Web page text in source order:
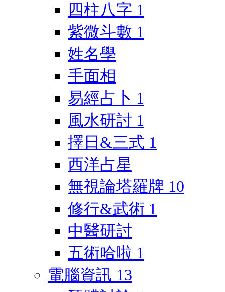
四柱八字 1
紫微斗數 1
姓名學
手面相
易經占卜 1
風水研討 1
擇日&三式 1
西洋占星
無視論塔羅牌 10
修行&武術 1
中醫研討
五術哈啦 1
電腦資訊 13